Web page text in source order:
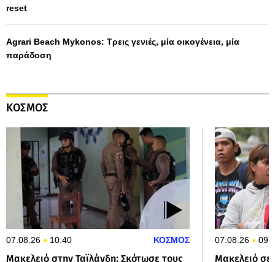
reset
Agrari Beach Mykonos: Τρεις γενιές, μία οικογένεια, μία
παράδοση
ΚΟΣΜΟΣ
07.08.26 10:40 ΚΟΣΜΟΣ
Μακελειό στην Ταϊλάνδη: Σκότωσε τους
07.08.26
Μακελειό σε